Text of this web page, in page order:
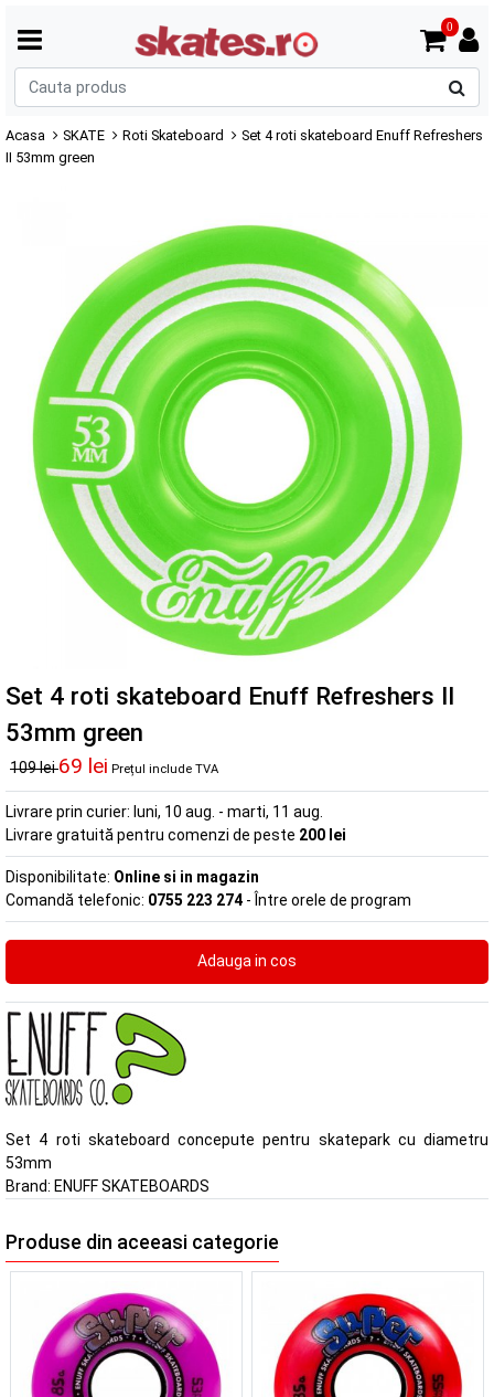
0
Acasa SKATE Roti Skateboard
Set 4 roti skateboard Enuff Refreshers
II 53mm green
Set 4 roti skateboard Enuff Refreshers II
53mm green
109 lei69 lei Prețul include TVA
Livrare prin curier: luni, 10 aug. - marti, 11 aug.
Livrare gratuită pentru comenzi de peste 200 lei
Disponibilitate: Online si in magazin
Comandă telefonic: 0755 223 274 - Între orele de program
Set 4 roti skateboard concepute pentru skatepark cu diametru
53mm
Brand: ENUFF SKATEBOARDS
Produse din aceeasi categorie